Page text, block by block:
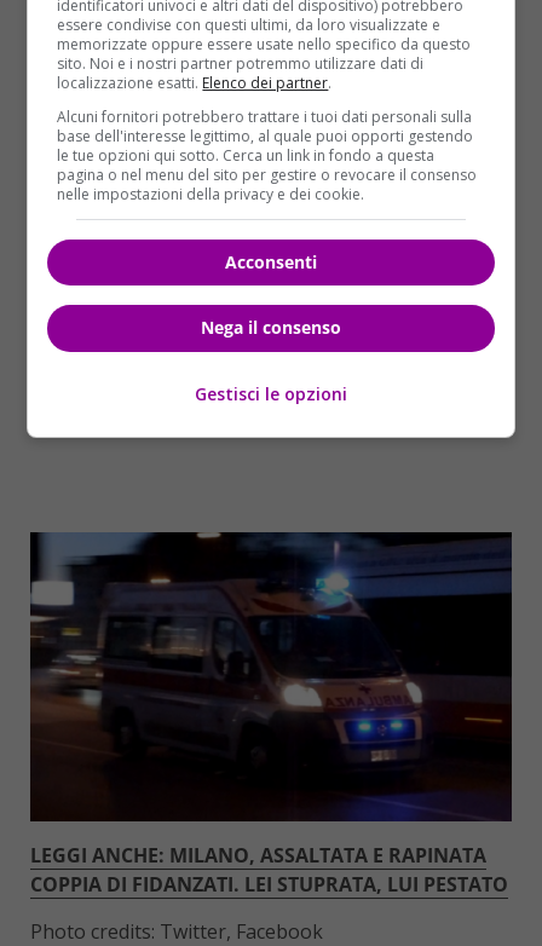
prendere al più presto il responsabile. “Siamo
intervenuti – ha detto ancora – dando la priorità
assoluta a questa indagine, è intervenuto con il
cuore in mano anche il servizio antiviolenza della
Mangiagalli”.
LEGGI ANCHE: MILANO, ASSALTATA E RAPINATA
COPPIA DI FIDANZATI. LEI STUPRATA, LUI PESTATO
Photo credits: Twitter, Facebook
identificatori univoci e altri dati del dispositivo) potrebbero
essere condivise con questi ultimi, da loro visualizzate e
memorizzate oppure essere usate nello specifico da questo
sito. Noi e i nostri partner potremmo utilizzare dati di
localizzazione esatti. Elenco dei partner.
Alcuni fornitori potrebbero trattare i tuoi dati personali sulla
base dell'interesse legittimo, al quale puoi opporti gestendo
le tue opzioni qui sotto. Cerca un link in fondo a questa
pagina o nel menu del sito per gestire o revocare il consenso
nelle impostazioni della privacy e dei cookie.
Acconsenti
Nega il consenso
Gestisci le opzioni